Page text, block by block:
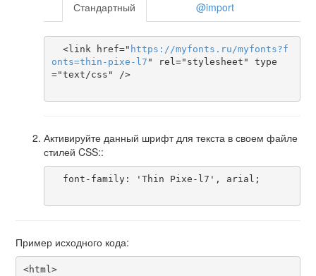
Стандартный @import
  <link href="
https ://myfonts . ru/myfonts?f
onts=thin-pixe-l7 " rel="stylesheet" type
="text/css" />
Активируйте данный шрифт для текста в своем файле
стилей CSS::
Пример исходного кода:
<html>